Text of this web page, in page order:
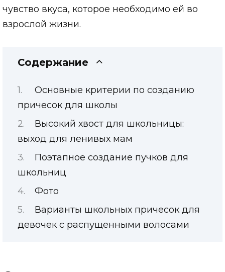
чувство вкуса, которое необходимо ей во
взрослой жизни.
Содержание
Основные критерии по созданию
причесок для школы
Высокий хвост для школьницы:
выход для ленивых мам
Поэтапное создание пучков для
школьниц
Фото
Варианты школьных причесок для
девочек с распущенными волосами